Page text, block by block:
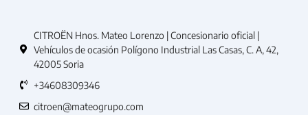
CITROËN Hnos. Mateo Lorenzo | Concesionario oficial |
Vehículos de ocasión Polígono Industrial Las Casas, C. A, 42,
42005 Soria
+34608309346
citroen@mateogrupo.com